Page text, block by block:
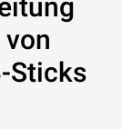
Sticks